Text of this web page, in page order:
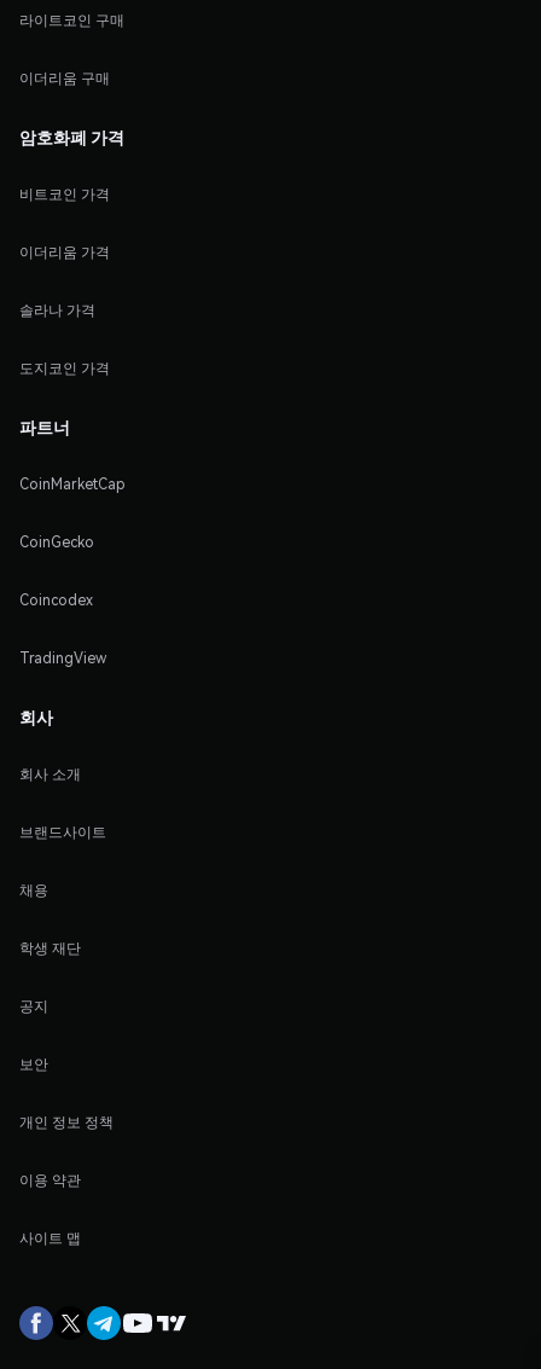
라이트코인 구매
이더리움 구매
암호화폐 가격
비트코인 가격
이더리움 가격
솔라나 가격
도지코인 가격
파트너
CoinMarketCap
CoinGecko
Coincodex
TradingView
회사
회사 소개
브랜드사이트
채용
학생 재단
공지
보안
개인 정보 정책
이용 약관
사이트 맵